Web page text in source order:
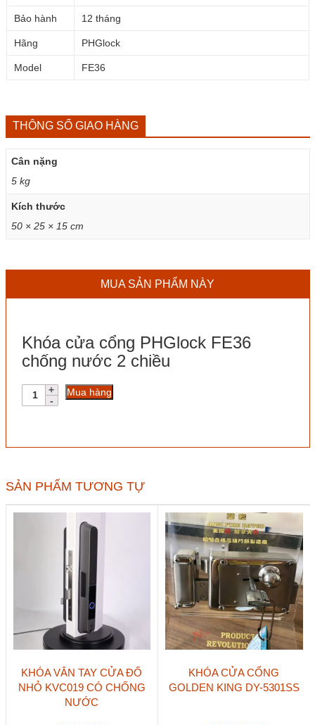
Bảo hành 12 tháng
Hãng PHGlock
Model FE36
THÔNG SỐ GIAO HÀNG
Cân nặng
5 kg
Kích thước
50 × 25 × 15 cm
MUA SẢN PHẨM NÀY
Khóa cửa cổng PHGlock FE36
chống nước 2 chiều
Khóa
chiều
số
Mua hàng
SẢN PHẨM TƯƠNG TỰ
KHÓA VÂN TAY CỬA ĐỐ
NHỎ KVC019 CÓ CHỐNG
NƯỚC
KHÓA CỬA CỔNG
GOLDEN KING DY-5301SS